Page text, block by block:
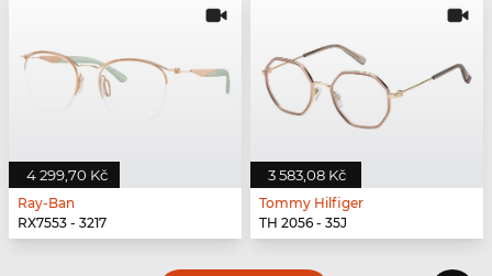
4 299,70 Kč
Ray-Ban
RX7553 - 3217
3 583,08 Kč
Tommy Hilfiger
TH 2056 - 35J